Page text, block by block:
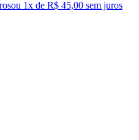
ou 1x de R$ 45,00 sem juros